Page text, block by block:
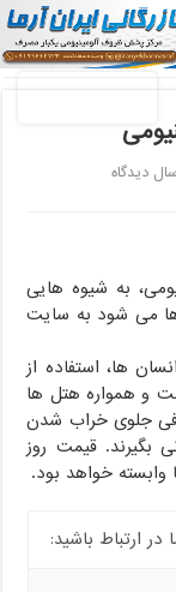
ظروف یکبار مصرف
دیدگاه
به شیوه هایی
می شود به سایت
ها، استفاده از
و همواره هتل ها
جلوی خراب شدن
بگیرند. قیمت روز
وابسته خواهد بود.
ارتباط باشید: